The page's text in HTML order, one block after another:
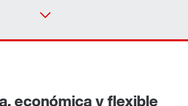
económica y flexible